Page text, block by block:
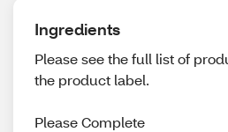
Ingredients
Please see the full list of
the product label.
Please Complete